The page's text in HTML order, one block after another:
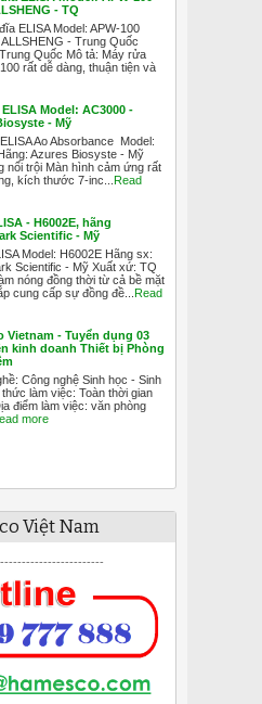
- TQ
ELISA Model: APW-100
ALLSHENG - Trung Quốc
Quốc Mô tả: Máy rửa
rất dễ dàng, thuận tiện và
ELISA Model: AC3000 -
- Mỹ
Ao Absorbance Model:
Azures Biosyste - Mỹ
nổi trội Màn hình cảm ứng rất
kích thước 7-inc...
Read
- H6002E, hãng
Scientific - Mỹ
Model: H6002E Hãng sx:
Scientific - Mỹ Xuất xứ: TQ
nóng đồng thời từ cả bề mặt
cung cấp sự đồng đề...
Read
Vietnam - Tuyển dụng 03
kinh doanh Thiết bị Phòng
Công nghệ Sinh học - Sinh
làm việc: Toàn thời gian
điểm làm việc: văn phòng
more
Việt Nam